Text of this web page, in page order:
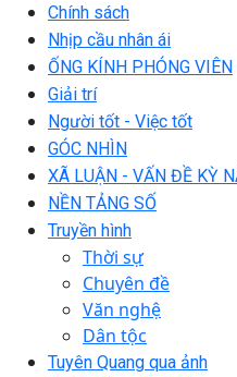
Chính sách
Nhịp cầu nhân ái
ỐNG KÍNH PHÓNG VIÊN
Giải trí
Người tốt - Việc tốt
GÓC NHÌN
XÃ LUẬN - VẤN ĐỀ KỲ
NỀN TẢNG SỐ
Truyền hình
Thời sự
Chuyên đề
Văn nghệ
Dân tộc
Tuyên Quang qua ảnh